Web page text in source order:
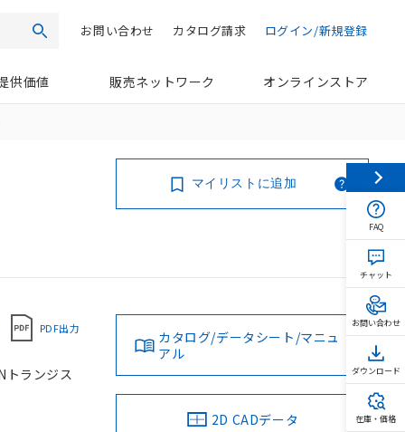
検索 ログイン/新規登録
カタログ請求
お問い合わせ
供価値 販売ネットワーク オンラインストア
マイリストに追加
PDF出力
トランジス
カタログ/データシート/マニュ
アル
2D CADデータ
FAQ
チャット
お問い合わせ
ダウンロード
在庫・価格